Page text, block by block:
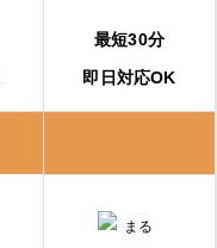
最短30分
即日対応OK